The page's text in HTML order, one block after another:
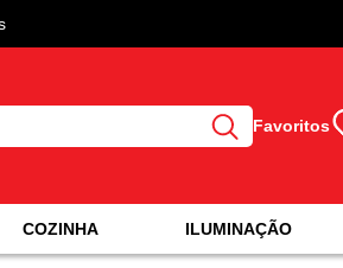
Favoritos
COZINHA ILUMINAÇÃO